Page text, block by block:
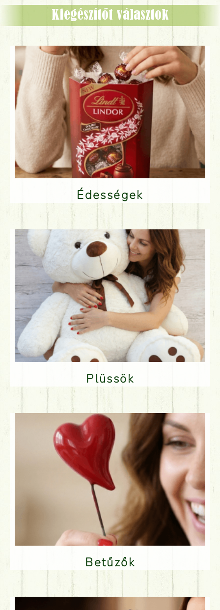
Kiegészítőt választok
Édességek
Plüssök
Betűzők